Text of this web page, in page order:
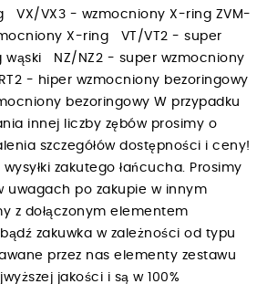
VX/VX3 - wzmocniony X-ring ZVM-
X-ring VT/VT2 - super
wąski NZ/NZ2 - super wzmocniony
- hiper wzmocniony bezoringowy
bezoringowy W przypadku
innej liczby zębów prosimy o
szczegółów dostępności i ceny!
zakutego łańcucha. Prosimy
uwagach po zakupie w innym
z dołączonym elementem
zakuwka w zależności od typu
przez nas elementy zestawu
jakości i są w 100%